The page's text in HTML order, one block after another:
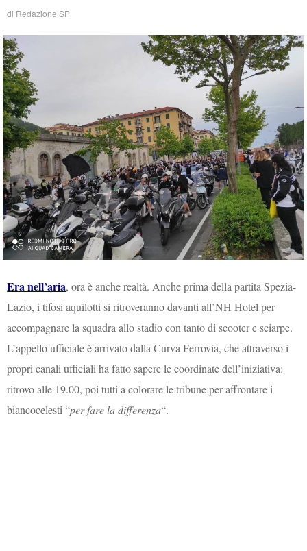
di Redazione SP
Era nell’aria, ora è anche realtà. Anche prima della partita Spezia-
Lazio, i tifosi aquilotti si ritroveranno davanti all’NH Hotel per
accompagnare la squadra allo stadio con tanto di scooter e sciarpe.
L’appello ufficiale è arrivato dalla Curva Ferrovia, che attraverso i
propri canali ufficiali ha fatto sapere le coordinate dell’iniziativa:
ritrovo alle 19.00, poi tutti a colorare le tribune per affrontare i
biancocelesti “per fare la differenza“.